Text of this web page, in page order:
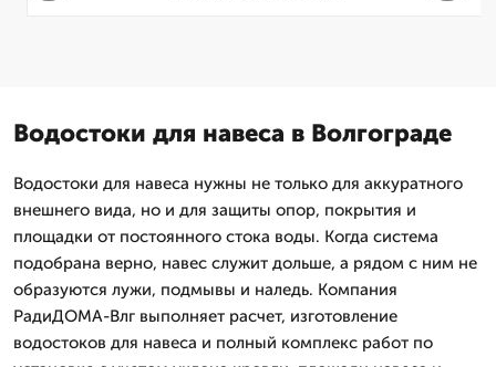
Водостоки для навеса в Волгограде
Водостоки для навеса нужны не только для аккуратного
внешнего вида, но и для защиты опор, покрытия и
площадки от постоянного стока воды. Когда система
подобрана верно, навес служит дольше, а рядом с ним не
образуются лужи, подмывы и наледь. Компания
РадиДОМА-Влг выполняет расчет, изготовление
водостоков для навеса и полный комплекс работ по